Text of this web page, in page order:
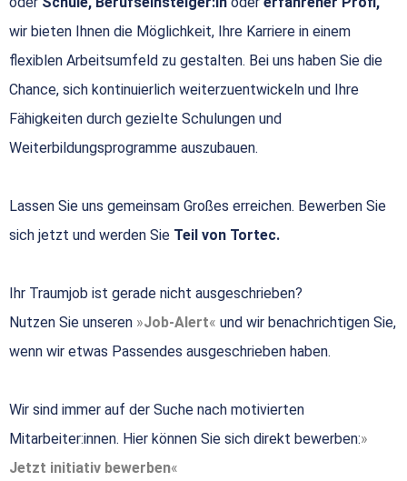
wir bieten Ihnen die Möglichkeit, Ihre Karriere in einem
flexiblen Arbeitsumfeld zu gestalten. Bei uns haben Sie die
Chance, sich kontinuierlich weiterzuentwickeln und Ihre
Fähigkeiten durch gezielte Schulungen und
Weiterbildungsprogramme auszubauen.
Lassen Sie uns gemeinsam Großes erreichen. Bewerben Sie
sich jetzt und werden Sie Teil von Tortec.
Ihr Traumjob ist gerade nicht ausgeschrieben?
Nutzen Sie unseren
Job-Alert
und wir benachrichtigen Sie,
wenn wir etwas Passendes ausgeschrieben haben.
Wir sind immer auf der Suche nach motivierten
Mitarbeiter:innen. Hier können Sie sich direkt bewerben:
Jetzt initiativ bewerben